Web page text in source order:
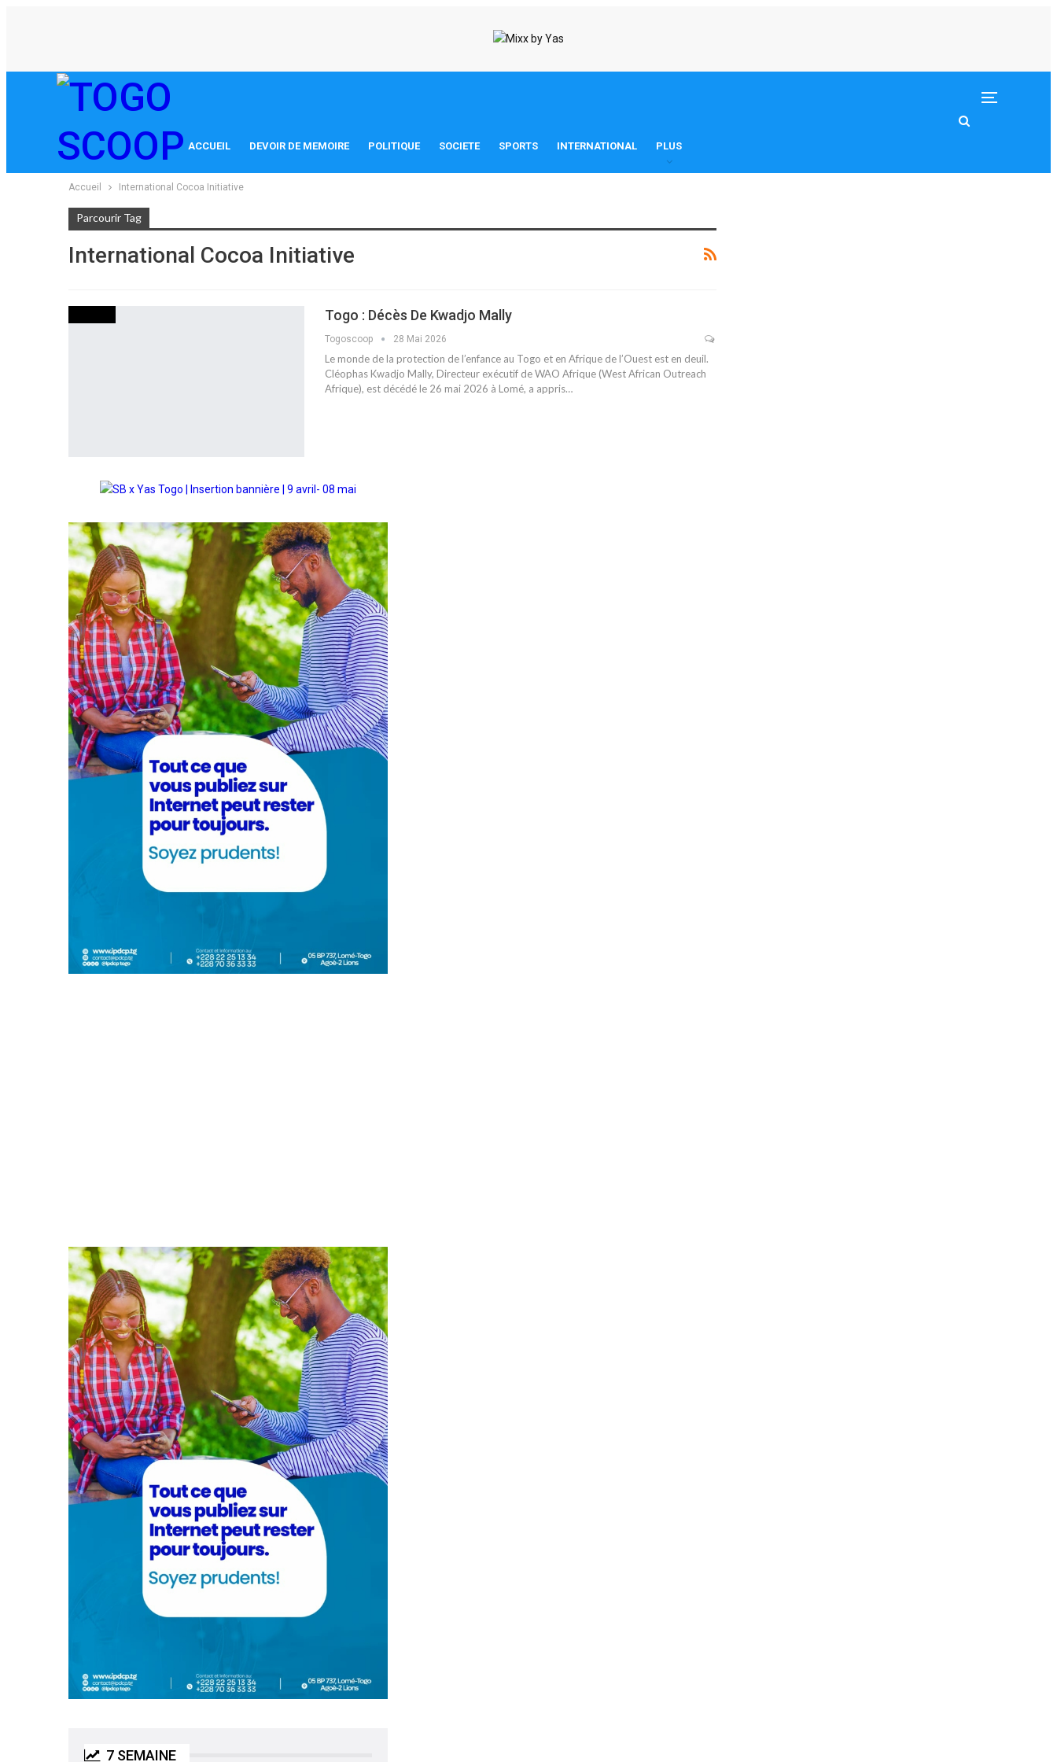
ACCUEIL DEVOIR DE MEMOIRE POLITIQUE SOCIETE SPORTS INTERNATIONAL PLUS
Accueil International Cocoa Initiative
Parcourir Tag
International Cocoa Initiative
Togo : Décès De Kwadjo Mally
Togoscoop 28 Mai 2026
Le monde de la protection de l’enfance au Togo et en Afrique de l’Ouest est en deuil.
Cléophas Kwadjo Mally, Directeur exécutif de WAO Afrique (West African Outreach
Afrique), est décédé le 26 mai 2026 à Lomé, a appris…
7 SEMAINE